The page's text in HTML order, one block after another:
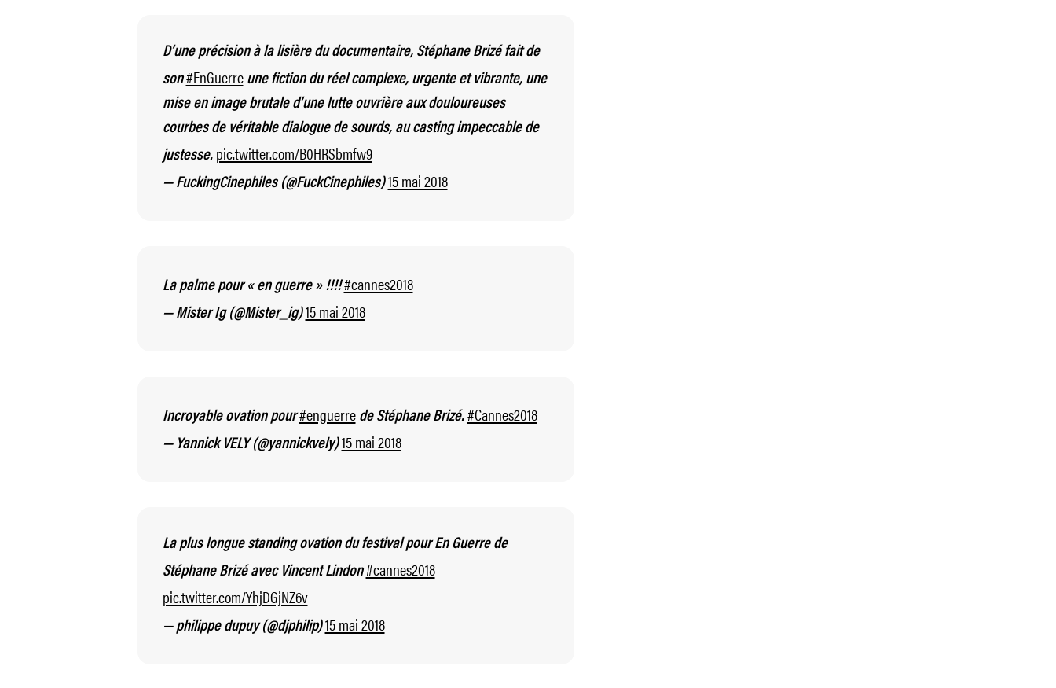
D’une précision à la lisière du documentaire, Stéphane Brizé fait de
son#EnGuerreune fiction du réel complexe, urgente et vibrante, une
mise en image brutale d’une lutte ouvrière aux douloureuses
courbes de véritable dialogue de sourds, au casting impeccable de
justesse. pic.twitter.com/B0HRSbmfw9
— FuckingCinephiles (@FuckCinephiles)15 mai 2018
La palme pour « en guerre » !!!!#cannes2018
— Mister Ig (@Mister_ig)15 mai 2018
Incroyable ovation pour#enguerrede Stéphane Brizé. #Cannes2018
— Yannick VELY (@yannickvely)15 mai 2018
La plus longue standing ovation du festival pour En Guerre de
Stéphane Brizé avec Vincent Lindon#cannes2018
pic.twitter.com/YhjDGjNZ6v
— philippe dupuy (@djphilip)15 mai 2018